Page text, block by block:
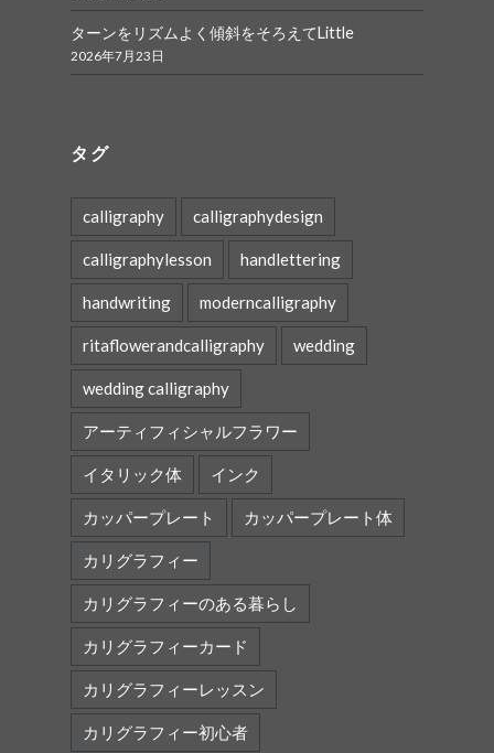
ターンをリズムよく傾斜をそろえてLittle
2026年7月23日
タグ
calligraphy calligraphydesign
calligraphylesson handlettering
handwriting moderncalligraphy
ritaflowerandcalligraphy wedding
wedding calligraphy
アーティフィシャルフラワー
イタリック体 インク
カッパープレート カッパープレート体
カリグラフィー
カリグラフィーのある暮らし
カリグラフィーカード
カリグラフィーレッスン
カリグラフィー初心者